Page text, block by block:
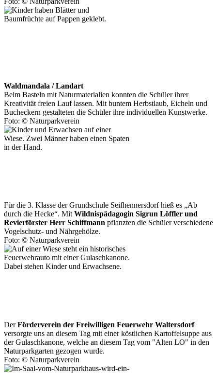
Waldmandala /­ Landart
Beim Basteln mit Naturmaterialien konnten die Schüler ihrer
Kreativität freien Lauf lassen. Mit buntem Herbstlaub, Eicheln und
Bucheckern gestalteten die Schüler ihre individuellen Kunstwerke.
Foto: © Naturparkverein
Für die 3. Klasse der Grundschule Seifhennersdorf hieß es „Ab
durch die Hecke“. Mit Wildnispädagogin Sigrun Löffler und
Revierförster Herr Schiffmann pflanzten die Schüler verschiedene
Vogelschutz- und Nährgehölze.
Foto: © Naturparkverein
DerFörderverein der Freiwilligen Feuerwehr Waltersdorf
versorgte uns an diesem Tag mit einer köstlichen Kartoffelsuppe aus
der Gulaschkanone, welche an diesem Tag vom "Alten LO" in den
Naturparkgarten gezogen wurde.
Foto: © Naturparkverein